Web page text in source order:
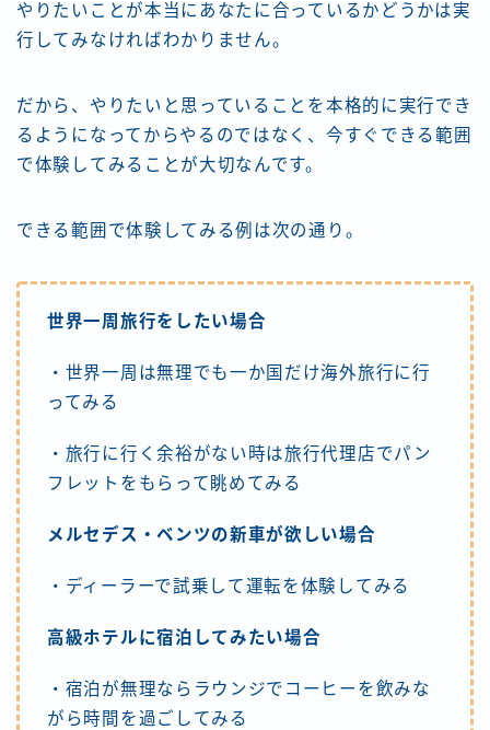
やりたいことが本当にあなたに合っているかどうかは実
行してみなければわかりません。
だから、やりたいと思っていることを本格的に実行でき
るようになってからやるのではなく、今すぐできる範囲
で体験してみることが大切なんです。
できる範囲で体験してみる例は次の通り。
世界一周旅行をしたい場合
・世界一周は無理でも一か国だけ海外旅行に行
ってみる
・旅行に行く余裕がない時は旅行代理店でパン
フレットをもらって眺めてみる
メルセデス・ベンツの新車が欲しい場合
・ディーラーで試乗して運転を体験してみる
高級ホテルに宿泊してみたい場合
・宿泊が無理ならラウンジでコーヒーを飲みな
がら時間を過ごしてみる